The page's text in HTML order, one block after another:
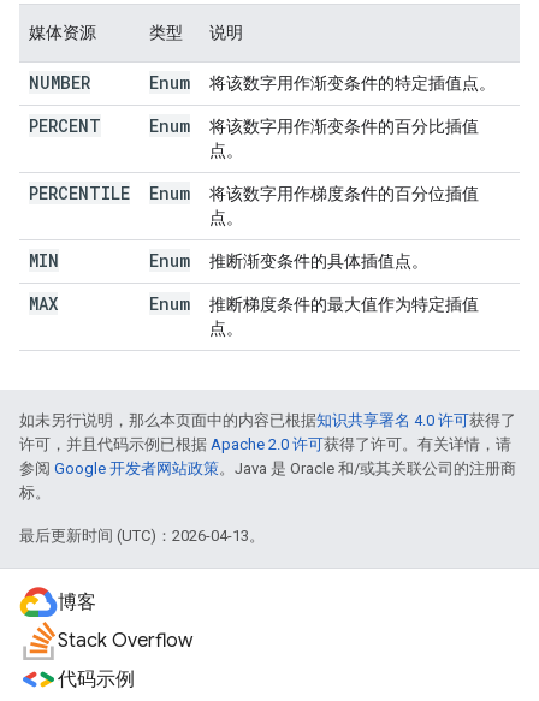
媒体资源 类型 说明
NUMBER Enum 将该数字用作渐变条件的特定插值点。
PERCENT Enum
将该数字用作渐变条件的百分比插值
点。
PERCENTILE Enum
将该数字用作梯度条件的百分位插值
点。
MIN Enum 推断渐变条件的具体插值点。
MAX Enum
推断梯度条件的最大值作为特定插值
点。
如未另行说明，那么本页面中的内容已根据知识共享署名 4.0 许可获得了
许可，并且代码示例已根据 Apache 2.0 许可获得了许可。有关详情，请
参阅 Google 开发者网站政策。Java 是 Oracle 和/或其关联公司的注册商
标。
最后更新时间 (UTC)：2026-04-13。
博客
Stack Overflow
代码示例